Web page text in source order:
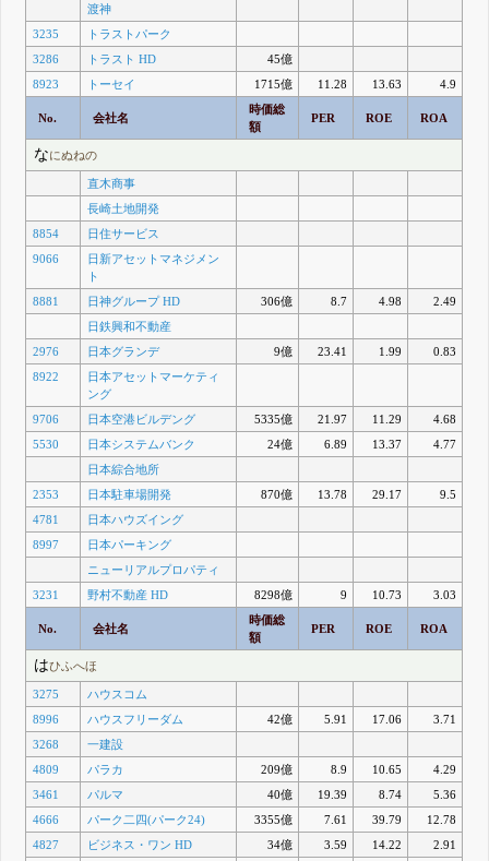
渡神
3235
トラストパーク
3286
トラスト HD
45億
8923
トーセイ 1715億 11.28 13.63 4.9
No. 会社名
時価総
額
PER ROE ROA
なにぬねの
直木商事
長崎土地開発
8854
日住サービス
9066
日新アセットマネジメン
ト
8881
日神グループ HD 306億 8.7 4.98
2.49
日鉄興和不動産
2976
日本グランデ 9億 23.41 1.99
0.83
8922
日本アセットマーケティ
ング
9706
日本空港ビルデング 5335億 21.97 11.29
4.68
5530
日本システムバンク 24億 6.89 13.37
4.77
日本綜合地所
2353
日本駐車場開発 870億 13.78 29.17
9.5
4781
日本ハウズイング
8997
日本パーキング
ニューリアルプロパティ
3231
野村不動産 HD 8298億 9 10.73 3.03
No. 会社名
時価総
額
PER ROE ROA
はひふへほ
3275
ハウスコム
8996
ハウスフリーダム 42億 5.91 17.06
3.71
3268
一建設
4809
パラカ 209億 8.9 10.65
4.29
3461
パルマ 40億 19.39 8.74
5.36
4666
パーク二四(パーク24) 3355億 7.61 39.79
12.78
4827
ビジネス・ワン HD 34億 3.59 14.22
2.91